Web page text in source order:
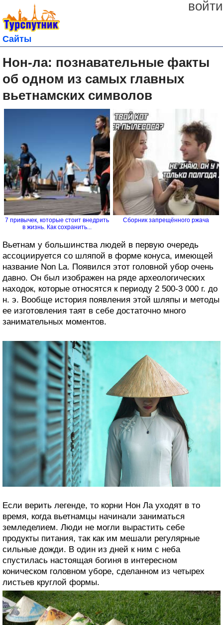
войти
Сайты
Нон-ла: познавательные факты
об одном из самых главных
вьетнамских символов
7 привычек, которые стоит внедрить
в жизнь. Как сохранить...
Сборник запрещённого ржача
Вьетнам у большинства людей в первую очередь
ассоциируется со шляпой в форме конуса, имеющей
название Non La. Появился этот головной убор очень
давно. Он был изображен на ряде археологических
находок, которые относятся к периоду 2 500-3 000 г. до
н. э. Вообще история появления этой шляпы и методы
ее изготовления таят в себе достаточно много
занимательных моментов.
Если верить легенде, то корни Нон Ла уходят в то
время, когда вьетнамцы начинали заниматься
земледелием. Люди не могли вырастить себе
продукты питания, так как им мешали регулярные
сильные дожди. В один из дней к ним с неба
спустилась настоящая богиня в интересном
коническом головном уборе, сделанном из четырех
листьев круглой формы.